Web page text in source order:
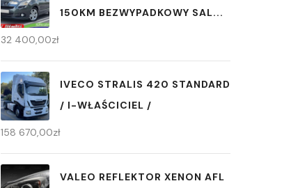
150KM BEZWYPADKOWY SAL...
32 400,00zł
IVECO STRALIS 420 STANDARD
/ I-WŁAŚCICIEL /
158 670,00zł
VALEO REFLEKTOR XENON AFL